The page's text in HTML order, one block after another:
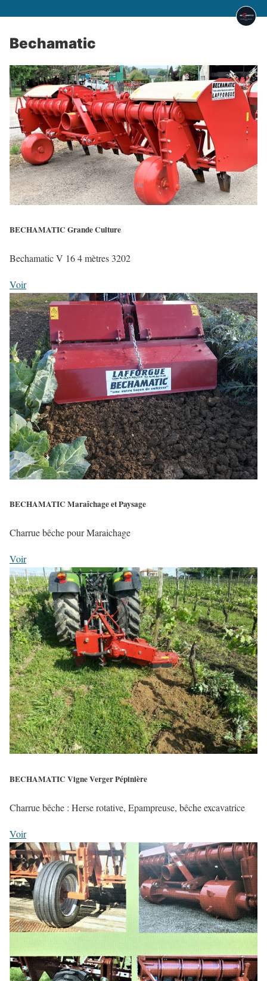
Bechamatic
BECHAMATIC Grande Culture
Bechamatic V 16 4 mètres 3202
Voir
BECHAMATIC Maraîchage et Paysage
Charrue bêche pour Maraichage
Voir
BECHAMATIC Vigne Verger Pépinière
Charrue bêche : Herse rotative, Epampreuse, bêche excavatrice
Voir